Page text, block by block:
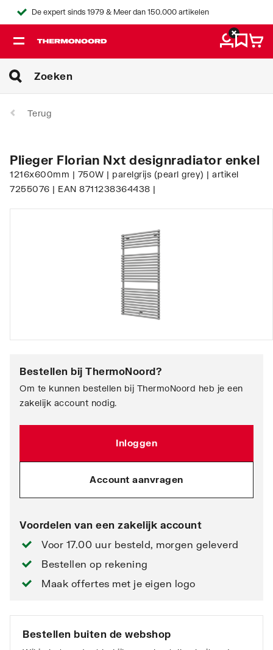
De expert sinds 1979 & Meer dan 150.000 artikelen
Terug
Plieger Florian Nxt designradiator enkel
1216x600mm | 750W | parelgrijs (pearl grey) | artikel
7255076 | EAN 8711238364438 |
Bestellen bij ThermoNoord?
Om te kunnen bestellen bij ThermoNoord heb je een
zakelijk account nodig.
Inloggen
Account aanvragen
Voordelen van een zakelijk account
Voor 17.00 uur besteld, morgen geleverd
Bestellen op rekening
Maak offertes met je eigen logo
Bestellen buiten de webshop